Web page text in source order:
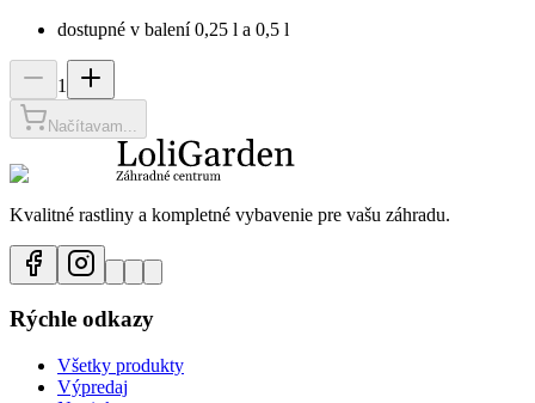
dostupné v balení 0,25 l a 0,5 l
1
Načítavam...
Kvalitné rastliny a kompletné vybavenie pre vašu záhradu.
Rýchle odkazy
Všetky produkty
Výpredaj